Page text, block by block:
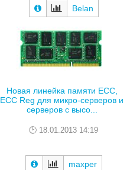
Belan
Новая линейка памяти ECC,
ECC Reg для микро-серверов и
серверов с высо...
18.01.2013 14:19
maxper